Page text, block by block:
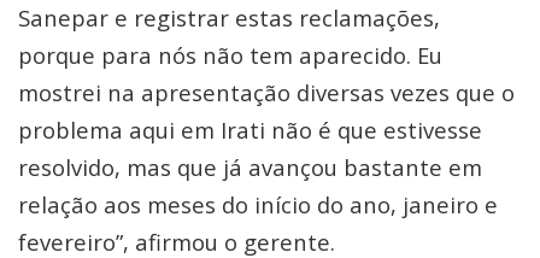
Sanepar e registrar estas reclamações,
porque para nós não tem aparecido. Eu
mostrei na apresentação diversas vezes que o
problema aqui em Irati não é que estivesse
resolvido, mas que já avançou bastante em
relação aos meses do início do ano, janeiro e
fevereiro”, afirmou o gerente.